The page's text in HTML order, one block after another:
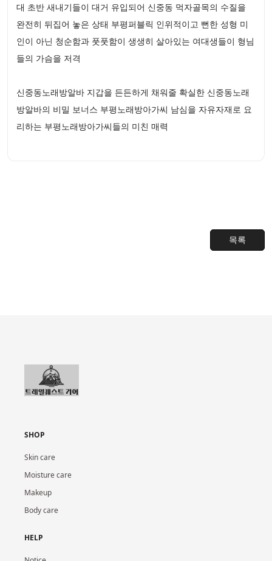
대 초반 새내기들이 대거 유입되어 신중동 먹자골목의 수질을
완전히 뒤집어 놓은 상태 부평퍼블릭 인위적이고 뻔한 성형 미
인이 아닌 청순함과 풋풋함이 생생히 살아있는 여대생들이 형님
들의 가슴을 저격
신중동노래방알바 지갑을 든든하게 채워줄 확실한 신중동노래
방알바의 비밀 보너스 부평노래방아가씨 남심을 자유자재로 요
리하는 부평노래방아가씨들의 미친 매력
목록
SHOP
Skin care
Moisture care
Makeup
Body care
HELP